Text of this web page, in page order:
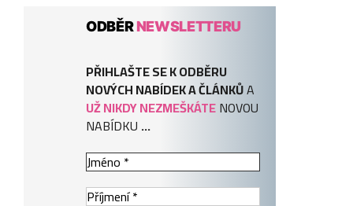
ODBĚRNEWSLETTERU
PŘIHLAŠTE SE K ODBĚRU
NOVÝCH NABÍDEK A ČLÁNKŮA
UŽ NIKDY NEZMEŠKÁTENOVOU
NABÍDKU ...